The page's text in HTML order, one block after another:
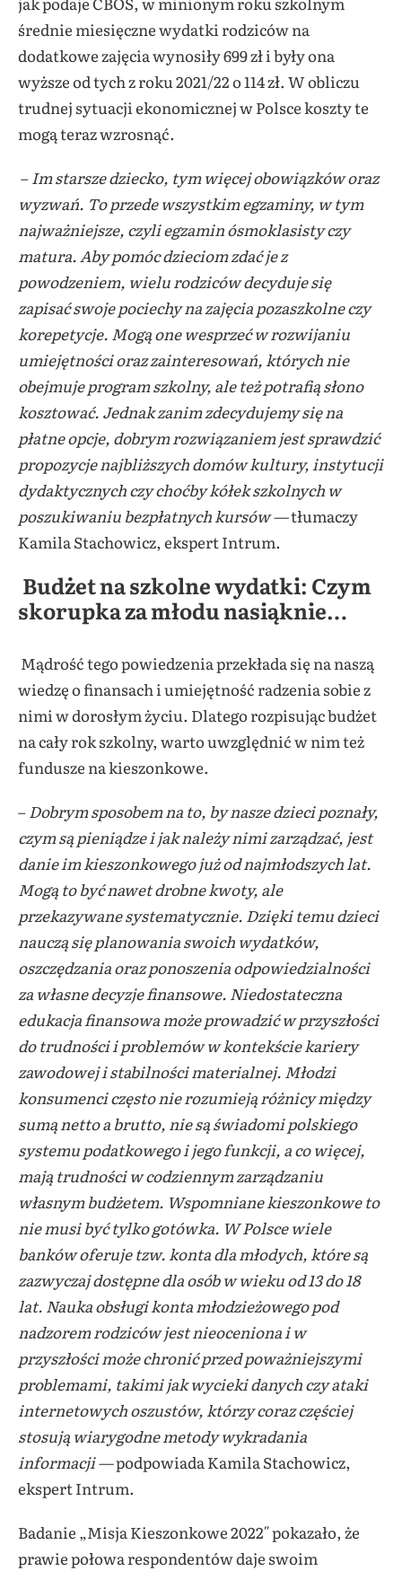
średnie miesięczne wydatki rodziców na
dodatkowe zajęcia wynosiły 699 zł i były ona
wyższe od tych z roku 2021/22 o 114 zł. W obliczu
trudnej sytuacji ekonomicznej w Polsce koszty te
mogą teraz wzrosnąć.
–Im starsze dziecko, tym więcej obowiązków oraz
wyzwań. To przede wszystkim egzaminy, w tym
najważniejsze, czyli egzamin ósmoklasisty czy
matura. Aby pomóc dzieciom zdać je z
powodzeniem, wielu rodziców decyduje się
zapisać swoje pociechy na zajęcia pozaszkolne czy
korepetycje. Mogą one wesprzeć w rozwijaniu
umiejętności oraz zainteresowań, których nie
obejmuje program szkolny, ale też potrafią słono
kosztować. Jednak zanim zdecydujemy się na
płatne opcje, dobrym rozwiązaniem jest sprawdzić
propozycje najbliższych domów kultury, instytucji
dydaktycznych czy choćby kółek szkolnych w
poszukiwaniu bezpłatnych kursów —tłumaczy
Kamila Stachowicz, ekspert Intrum.
Budżet na szkolne wydatki: Czym
skorupka za młodu nasiąknie…
Mądrość tego powiedzenia przekłada się na naszą
wiedzę o finansach i umiejętność radzenia sobie z
nimi w dorosłym życiu. Dlatego rozpisując budżet
na cały rok szkolny, warto uwzględnić w nim też
fundusze na kieszonkowe.
–Dobrym sposobem na to, by nasze dzieci poznały,
czym są pieniądze i jak należy nimi zarządzać, jest
danie im kieszonkowego już od najmłodszych lat.
Mogą to być nawet drobne kwoty, ale
przekazywane systematycznie. Dzięki temu dzieci
nauczą się planowania swoich wydatków,
oszczędzania oraz ponoszenia odpowiedzialności
za własne decyzje finansowe. Niedostateczna
edukacja finansowa może prowadzić w przyszłości
do trudności i problemóww kontekście kariery
zawodowej i stabilności materialnej. Młodzi
konsumenci często nie rozumieją różnicy między
sumą netto a brutto, nie są świadomi polskiego
systemu podatkowego i jego funkcji, a co więcej,
mają trudnościw codziennym zarządzaniu
własnym budżetem. Wspomniane kieszonkowe to
nie musi być tylko gotówka. W Polsce wiele
banków oferuje tzw. konta dla młodych, które są
zazwyczaj dostępne dla osób w wieku od 13 do 18
lat. Nauka obsługi konta młodzieżowego pod
nadzorem rodziców jest nieoceniona i w
przyszłości może chronić przed poważniejszymi
problemami, takimi jak wycieki danych czy ataki
internetowych oszustów, którzy coraz częściej
stosują wiarygodne metody wykradania
informacji —podpowiadaKamila Stachowicz,
ekspert Intrum.
Badanie „Misja Kieszonkowe 2022″pokazało, że
prawie połowa respondentów daje swoim